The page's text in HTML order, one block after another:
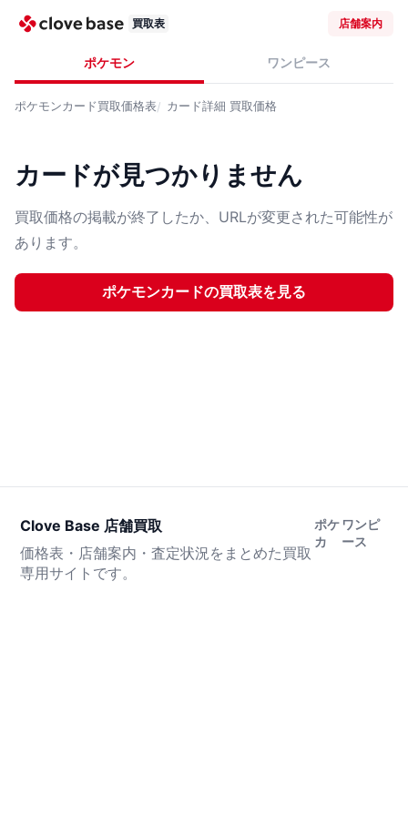
買取表 店舗案内
ポケモン ワンピース
ポケモンカード買取価格表 カード詳細 買取価格
カードが見つかりません
買取価格の掲載が終了したか、URLが変更された可能性が
あります。
ポケモンカードの買取表を見る
Clove Base 店舗買取
価格表・店舗案内・査定状況をまとめた買取
専用サイトです。
ポケ
カ
ワンピ
ース